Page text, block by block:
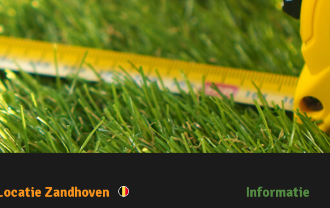
Zandhoven Informatie